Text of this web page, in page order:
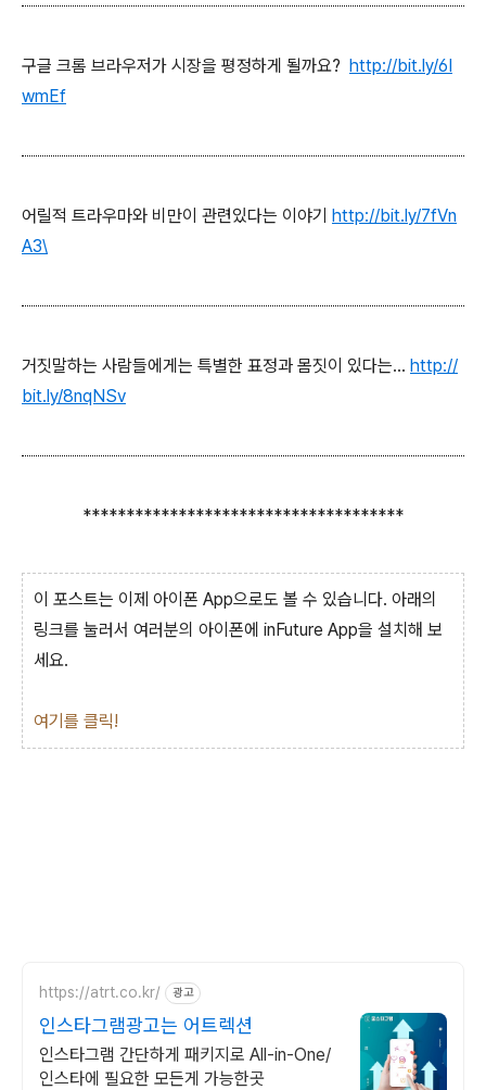
구글 크롬 브라우저가 시장을 평정하게 될까요? http://bit.ly/6I
wmEf
어릴적 트라우마와 비만이 관련있다는 이야기 http://bit.ly/7fVn
A3\
거짓말하는 사람들에게는 특별한 표정과 몸짓이 있다는... http://
bit.ly/8nqNSv
*************************************
이 포스트는 이제 아이폰 App으로도 볼 수 있습니다. 아래의
링크를 눌러서 여러분의 아이폰에 inFuture App을 설치해 보
세요.
여기를 클릭!
https://atrt.co.kr/ 광고
인스타그램광고는 어트렉션
인스타그램 간단하게 패키지로 All-in-One/
인스타에 필요한 모든게 가능한곳